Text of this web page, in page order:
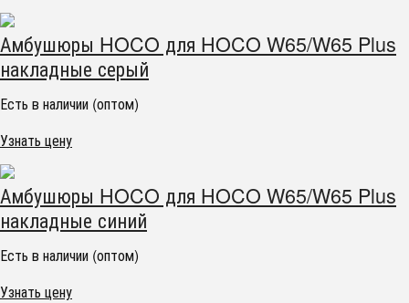
Амбушюры HOCO для HOCO W65/W65 Plus
накладные серый
Есть в наличии (оптом)
Узнать цену
Амбушюры HOCO для HOCO W65/W65 Plus
накладные синий
Есть в наличии (оптом)
Узнать цену